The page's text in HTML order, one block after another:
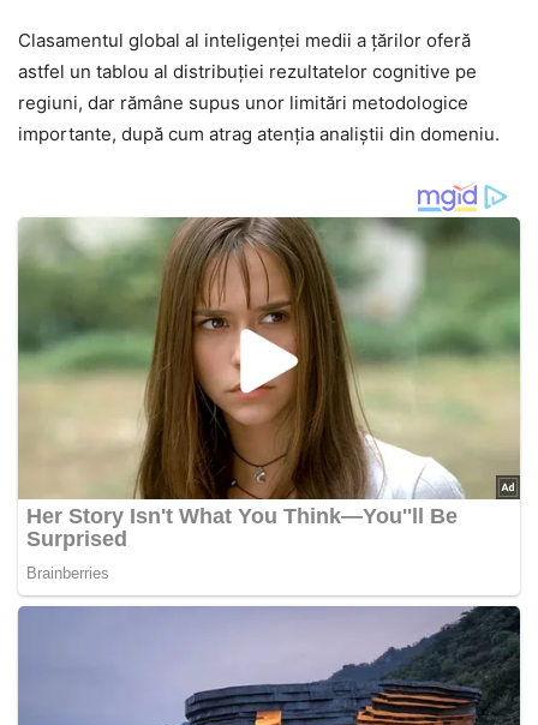
Clasamentul global al inteligenței medii a țărilor oferă
astfel un tablou al distribuției rezultatelor cognitive pe
regiuni, dar rămâne supus unor limitări metodologice
importante, după cum atrag atenția analiștii din domeniu.